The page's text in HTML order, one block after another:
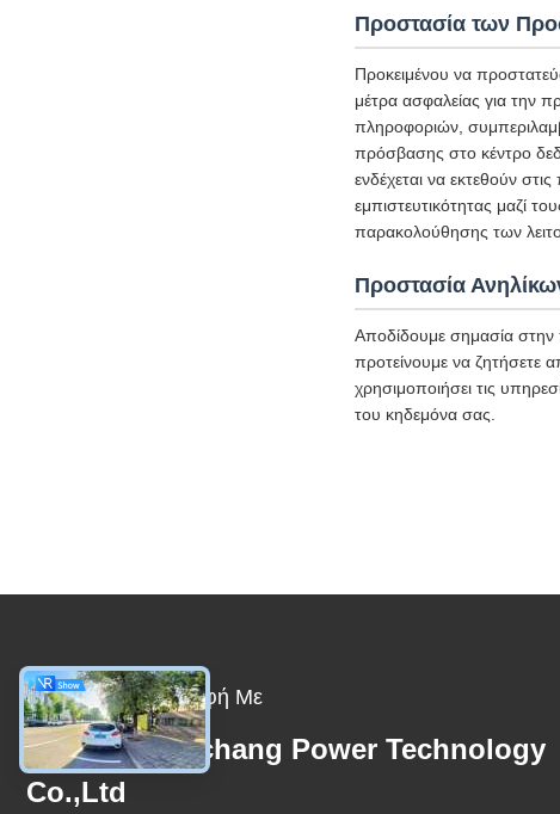
Προστασία των
Προκειμένου να
μέτρα ασφαλείας για την
πληροφοριών,
πρόσβασης στο κέντρο
ενδέχεται να εκτεθούν
εμπιστευτικότητας μαζί
παρακολούθησης των
Προστασία
Αποδίδουμε σημασία
προτείνουμε να ζητήσετε
χρησιμοποιήσει τις
του κηδεμόνα σας.
Μας Ελάτε Σε Επαφή Με
Beijing Qingchang Power Technology
Co.,Ltd